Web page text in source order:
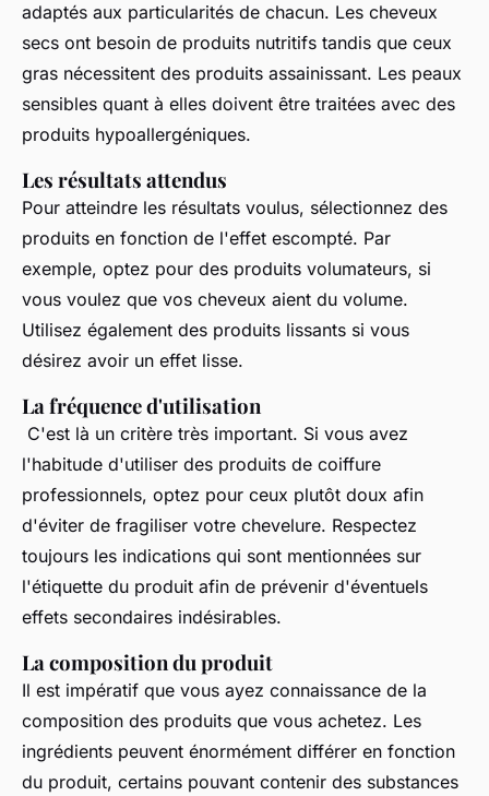
adaptés aux particularités de chacun. Les cheveux
secs ont besoin de produits nutritifs tandis que ceux
gras nécessitent des produits assainissant. Les peaux
sensibles quant à elles doivent être traitées avec des
produits hypoallergéniques.
Les résultats attendus
Pour atteindre les résultats voulus, sélectionnez des
produits en fonction de l'effet escompté. Par
exemple, optez pour des produits volumateurs, si
vous voulez que vos cheveux aient du volume.
Utilisez également des produits lissants si vous
désirez avoir un effet lisse.
La fréquence d'utilisation
C'est là un critère très important. Si vous avez
l'habitude d'utiliser des produits de coiffure
professionnels, optez pour ceux plutôt doux afin
d'éviter de fragiliser votre chevelure. Respectez
toujours les indications qui sont mentionnées sur
l'étiquette du produit afin de prévenir d'éventuels
effets secondaires indésirables.
La composition du produit
Il est impératif que vous ayez connaissance de la
composition des produits que vous achetez. Les
ingrédients peuvent énormément différer en fonction
du produit, certains pouvant contenir des substances